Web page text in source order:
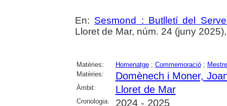
En: Sesmond : Butlletí del
Lloret de Mar, núm. 24 (juny
Matèries: Homenatge; Commemoració;
Matèries:
Domènech i Moner,
Àmbit: Lloret de Mar
Cronologia: 2024 - 2025